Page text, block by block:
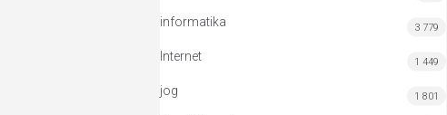
informatika 3 779
Internet 1 449
jog 1 801